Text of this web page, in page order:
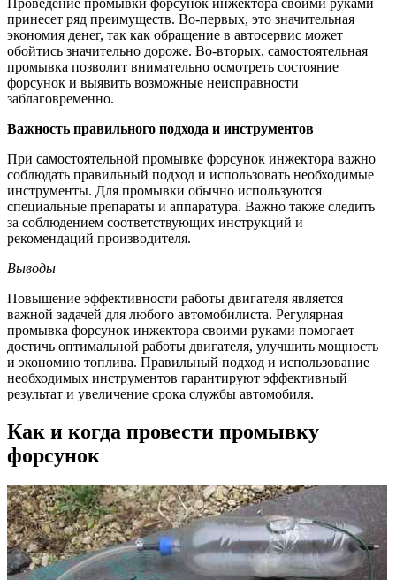
Проведение промывки форсунок инжектора своими руками
принесет ряд преимуществ. Во-первых, это значительная
экономия денег, так как обращение в автосервис может
обойтись значительно дороже. Во-вторых, самостоятельная
промывка позволит внимательно осмотреть состояние
форсунок и выявить возможные неисправности
заблаговременно.
Важность правильного подхода и инструментов
При самостоятельной промывке форсунок инжектора важно
соблюдать правильный подход и использовать необходимые
инструменты. Для промывки обычно используются
специальные препараты и аппаратура. Важно также следить
за соблюдением соответствующих инструкций и
рекомендаций производителя.
Выводы
Повышение эффективности работы двигателя является
важной задачей для любого автомобилиста. Регулярная
промывка форсунок инжектора своими руками помогает
достичь оптимальной работы двигателя, улучшить мощность
и экономию топлива. Правильный подход и использование
необходимых инструментов гарантируют эффективный
результат и увеличение срока службы автомобиля.
Как и когда провести промывку
форсунок